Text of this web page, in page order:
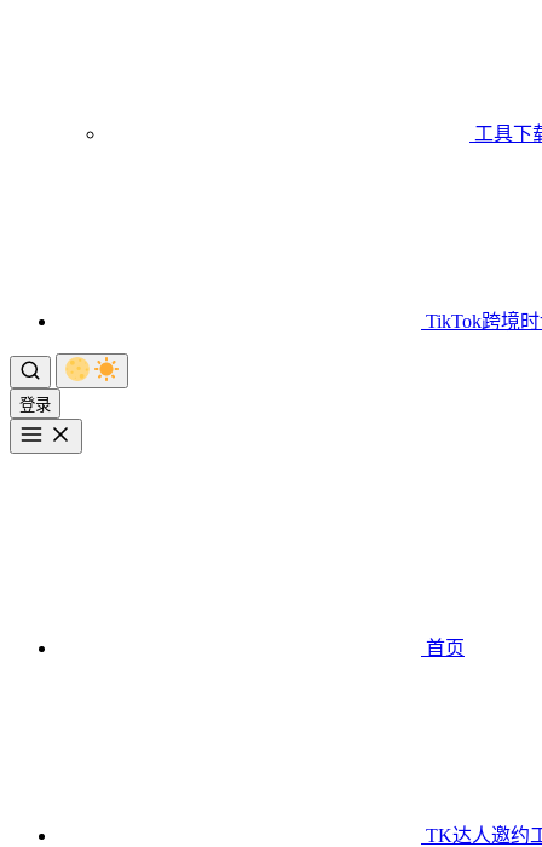
工具下
TikTok跨境
登录
首页
TK达人邀约